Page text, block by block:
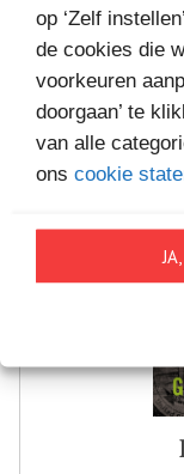
op ‘Zelf
de cookies die
voorkeuren
doorgaan’ te
van alle
ons cookie